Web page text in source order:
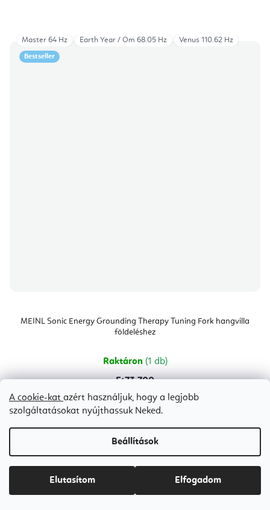
A cookie-kat azért használjuk, hogy a legjobb
szolgáltatásokat nyújthassuk Neked.
Beállítások
Elutasítom Elfogadom
Bestseller
MEINL Sonic Energy Grounding Therapy Tuning Fork hangvilla
földeléshez
Raktáron (1 db)
Ft73 700
Master 64 Hz Earth Year / Om 68.05 Hz Venus 110.62 Hz